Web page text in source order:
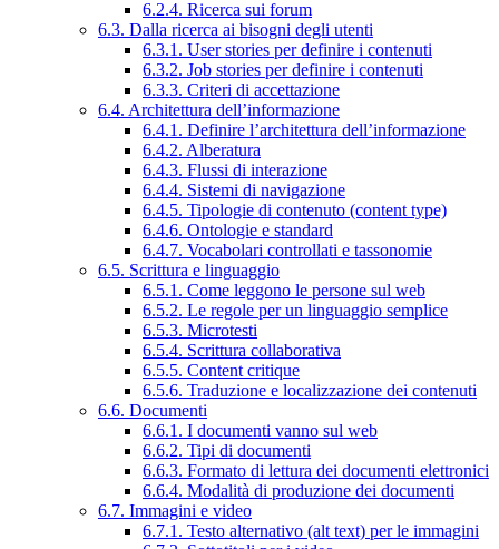
6.2.4. Ricerca sui forum
6.3. Dalla ricerca ai bisogni degli utenti
6.3.1. User stories per definire i contenuti
6.3.2. Job stories per definire i contenuti
6.3.3. Criteri di accettazione
6.4. Architettura dell’informazione
6.4.1. Definire l’architettura dell’informazione
6.4.2. Alberatura
6.4.3. Flussi di interazione
6.4.4. Sistemi di navigazione
6.4.5. Tipologie di contenuto (content type)
6.4.6. Ontologie e standard
6.4.7. Vocabolari controllati e tassonomie
6.5. Scrittura e linguaggio
6.5.1. Come leggono le persone sul web
6.5.2. Le regole per un linguaggio semplice
6.5.3. Microtesti
6.5.4. Scrittura collaborativa
6.5.5. Content critique
6.5.6. Traduzione e localizzazione dei contenuti
6.6. Documenti
6.6.1. I documenti vanno sul web
6.6.2. Tipi di documenti
6.6.3. Formato di lettura dei documenti elettronici
6.6.4. Modalità di produzione dei documenti
6.7. Immagini e video
6.7.1. Testo alternativo (alt text) per le immagini